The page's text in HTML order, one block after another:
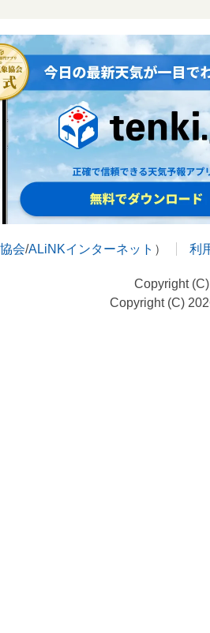
会/ALiNKインターネット ） 利
Copyright
Copyright (C)